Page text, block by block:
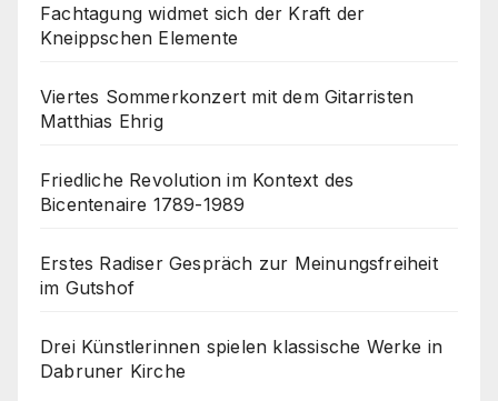
Fachtagung widmet sich der Kraft der
Kneippschen Elemente
Viertes Sommerkonzert mit dem Gitarristen
Matthias Ehrig
Friedliche Revolution im Kontext des
Bicentenaire 1789-1989
Erstes Radiser Gespräch zur Meinungsfreiheit
im Gutshof
Drei Künstlerinnen spielen klassische Werke in
Dabruner Kirche